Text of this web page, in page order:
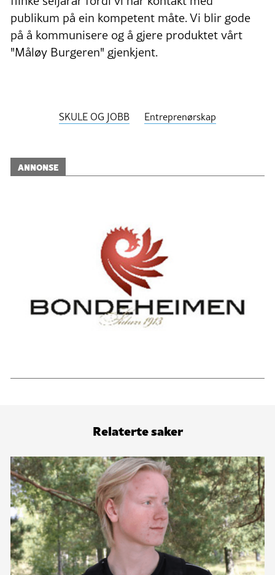
publikum på ein kompetent måte. Vi blir gode
på å kommunisere og å gjere produktet vårt
"Måløy Burgeren" gjenkjent.
SKULE OG JOBB Entreprenørskap
ANNONSE
Relaterte saker